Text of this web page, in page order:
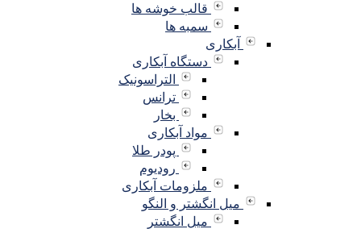
قالب خوشه ها
سمبه ها
آبکاری
دستگاه آبکاری
التراسونیک
ترانس
بخار
مواد آبکاری
پودر طلا
رودیوم
ملزومات آبکاری
میل انگشتر و النگو
میل انگشتر